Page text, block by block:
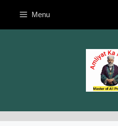
content
Menu